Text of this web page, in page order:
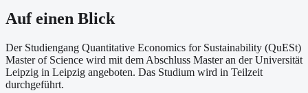
Auf einen Blick
Der Studiengang Quantitative Economics for Sustainability (QuESt)
Master of Science wird mit dem Abschluss Master an der Universität
Leipzig in Leipzig angeboten. Das Studium wird in Teilzeit
durchgeführt.